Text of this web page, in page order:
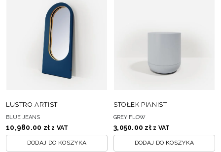
LUSTRO ARTIST
BLUE JEANS
10,980.00 zł z VAT
DODAJ DO KOSZYKA
STOŁEK PIANIST
GREY FLOW
3,050.00 zł z VAT
DODAJ DO KOSZYKA